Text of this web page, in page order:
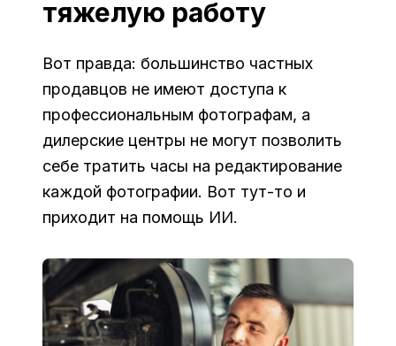
тяжелую работу
Вот правда: большинство частных
продавцов не имеют доступа к
профессиональным фотографам, а
дилерские центры не могут позволить
себе тратить часы на редактирование
каждой фотографии. Вот тут-то и
приходит на помощь ИИ.